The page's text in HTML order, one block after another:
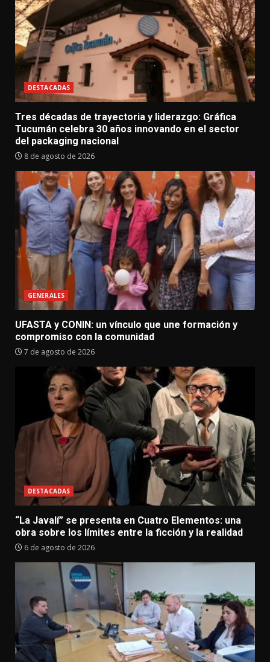
DESTACADAS
Tres décadas de trayectoria y liderazgo: Gráfica
Tucumán celebra 30 años innovando en el sector
del packaging nacional
8 de agosto de 2026
GENERALES
UFASTA y CONIN: un vínculo que une formación y
compromiso con la comunidad
7 de agosto de 2026
DESTACADAS
“La Javalí” se presenta en Cuatro Elementos: una
obra sobre los límites entre la ficción y la realidad
6 de agosto de 2026